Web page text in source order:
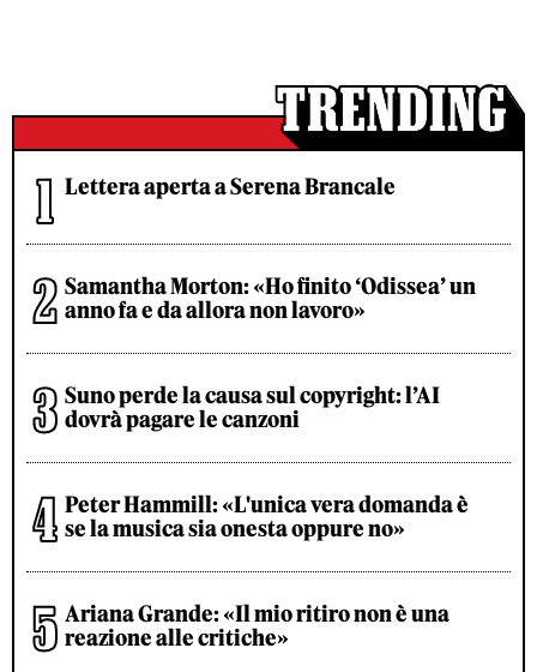
Lettera aperta a Serena Brancale
Samantha Morton: «Ho finito ‘Odissea’ un
anno fa e da allora non lavoro»
Suno perde la causa sul copyright: l’AI
dovrà pagare le canzoni
Peter Hammill: «L'unica vera domanda è
se la musica sia onesta oppure no»
Ariana Grande: «Il mio ritiro non è una
reazione alle critiche»